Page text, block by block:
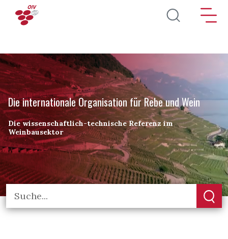
Direkt zum Inhalt
Die internationale Organisation für Rebe und Wein
Die wissenschaftlich-technische Referenz im
Weinbausektor